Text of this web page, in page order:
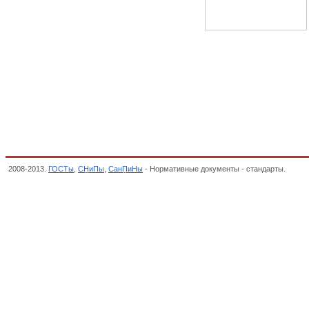
2008-2013. ГОСТы СНиПы СанПиНы - Нормативные документы - стандарты.